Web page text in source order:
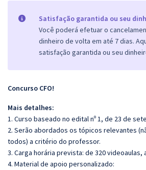
Satisfação garantida ou seu
Você poderá efetuar o
dinheiro de volta em até 7 dias.
satisfação garantida ou seu
Concurso CFO!
Mais detalhes:
1. Curso baseado no edital nº 1, de 23 de
2. Serão abordados os tópicos relevantes
todos) a critério do professor.
3. Carga horária prevista: de 320 videoaulas,
4. Material de apoio personalizado: